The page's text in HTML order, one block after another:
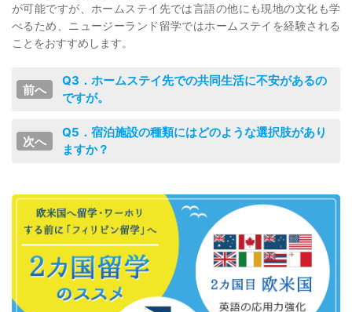
が可能ですが、ホームステイ先では言語の他にも現地の文化も学
べるため、ニュージーランド留学ではホームステイを経験される
ことをおすすめします。
Q3．ホームステイ先での共同生活に不安があるの
ですが。
Q5．宿泊施設の種類にはどのような選択肢があり
ますか？